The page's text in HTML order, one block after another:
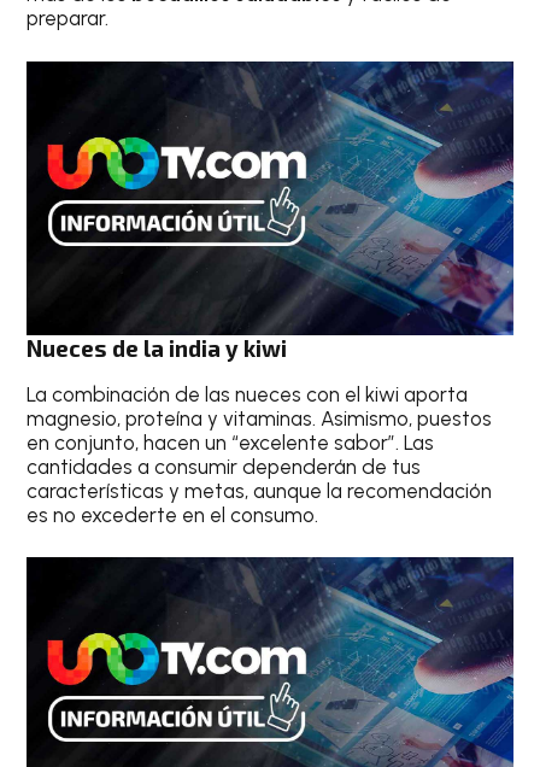
preparar.
Nueces de la india y kiwi
La combinación de las nueces con el kiwi aporta
magnesio, proteína y vitaminas. Asimismo, puestos
en conjunto, hacen un “excelente sabor”. Las
cantidades a consumir dependerán de tus
características y metas, aunque la recomendación
es no excederte en el consumo.